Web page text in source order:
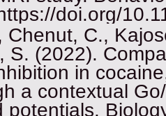
doi.org/
Chenut, C.,
S. (2022).
in
a contextual
potentials.